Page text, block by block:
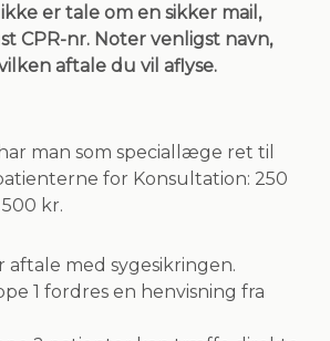
er tale om en sikker mail,
CPR-nr. Noter venligst navn,
aftale du vil aflyse.
man som speciallæge ret til
for Konsultation: 250
kr.
med sygesikringen.
1 fordres en henvisning fra